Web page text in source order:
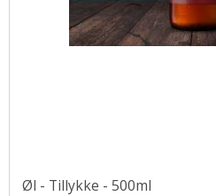
Øl - Tillykke - 500ml